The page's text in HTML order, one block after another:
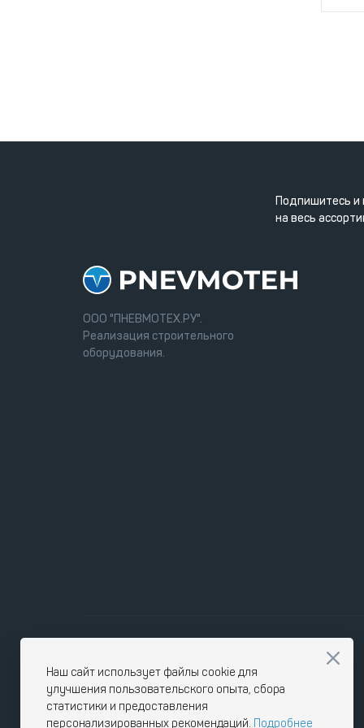
Подпишитесь и
на весь
ООО "ПНЕВМОТЕХ.РУ".
Реализация строительного
оборудования.
Наш сайт использует файлы cookie для
улучшения пользовательского опыта, сбора
статистики и предоставления
персонализированных рекомендаций. Подробнее